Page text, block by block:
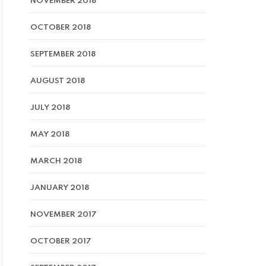
OCTOBER 2018
SEPTEMBER 2018
AUGUST 2018
JULY 2018
MAY 2018
MARCH 2018
JANUARY 2018
NOVEMBER 2017
OCTOBER 2017